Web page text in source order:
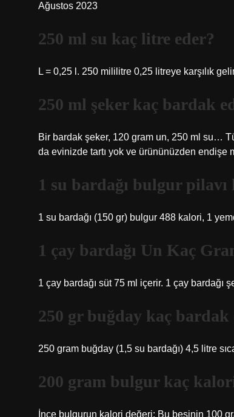
Ağustos 2023
250 ml su kaç litre eder?
L = 0,25 l. 250 mililitre 0,25 litreye karşılık
250 ml şeker kaç bardak
Bir bardak şeker, 120 gram un, 250 ml su…
da evinizde tartı yok ve ürününüzden endişe
1 su bardağı bulgur pilavı
1 su bardağı (150 gr) bulgur 488 kalori, 1
1 çay bardağı Un Kaç
1 çay bardağı süt 75 ml içerir. 1 çay bardağı
250 gr buğday kaç bardak
250 gram buğday (1,5 su bardağı) 4,5 litre
200 gram bulgur kaç
İnce bulgurun kalori değeri: Bu besinin 100